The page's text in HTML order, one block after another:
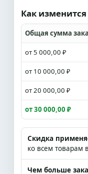
Как изменится
Общая сумма
от 5 000,00 ₽
от 10 000,00 ₽
от 20 000,00 ₽
от 30 000,00 ₽
Скидка
ко всем товарам
Чем больше